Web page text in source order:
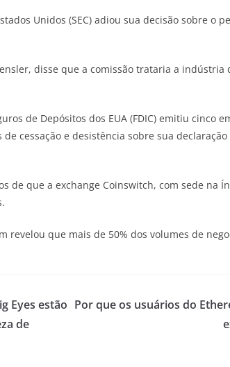
Unidos (SEC) adiou sua decisão sobre o
disse que a comissão trataria a indústria
de Depósitos dos EUA (FDIC) emitiu cinco
cessação e desistência sobre sua
de que a exchange Coinswitch, com sede na
revelou que mais de 50% dos volumes de
Eyes estão
de
Por que os usuários do